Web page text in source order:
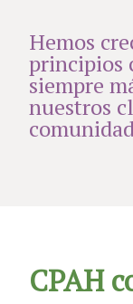
Hemos
principios
siempre
nuestros
CPAH